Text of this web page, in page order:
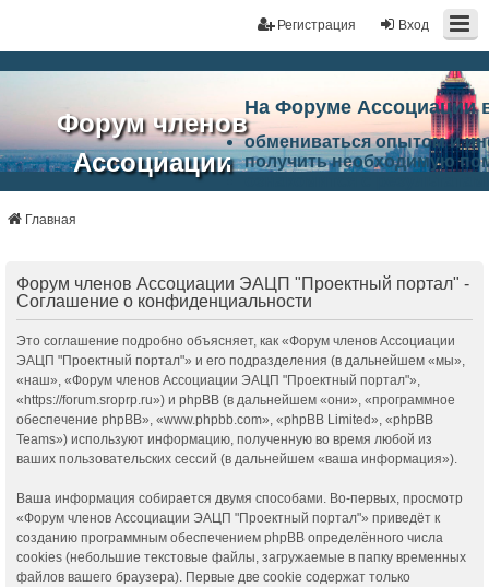
Вход
Регистрация
Форум членов
Ассоциации
портал"
На Форуме Ассоциации
обмениваться опытом и
получить необходимую
работа Форума
Ассоциации и успехам в
Ассоциации.
Главная
Форум членов Ассоциации ЭАЦП "Проектный портал" -
Соглашение о конфиденциальности
Это соглашение подробно объясняет, как «Форум членов Ассоциации
ЭАЦП "Проектный портал"» и его подразделения (в дальнейшем «мы»,
«наш», «Форум членов Ассоциации ЭАЦП "Проектный портал"»,
«https://forum.sroprp.ru») и phpBB (в дальнейшем «они», «программное
обеспечение phpBB», «www.phpbb.com», «phpBB Limited», «phpBB
Teams») используют информацию, полученную во время любой из
ваших пользовательских сессий (в дальнейшем «ваша информация»).
Ваша информация собирается двумя способами. Во-первых, просмотр
«Форум членов Ассоциации ЭАЦП "Проектный портал"» приведёт к
созданию программным обеспечением phpBB определённого числа
cookies (небольшие текстовые файлы, загружаемые в папку временных
файлов вашего браузера). Первые две cookie содержат только